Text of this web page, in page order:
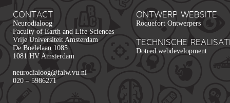
CONTACT
Neurodialoog
Faculty of Earth and Life Sciences
Vrije Universiteit Amsterdam
De Boelelaan 1085
1081 HV Amsterdam
neurodialoog@falw.vu.nl
020 – 5986271
ONTWERP WEBSITE
Roquefort Ontwerpers
TECHNISCHE
Dotred webdevelopment